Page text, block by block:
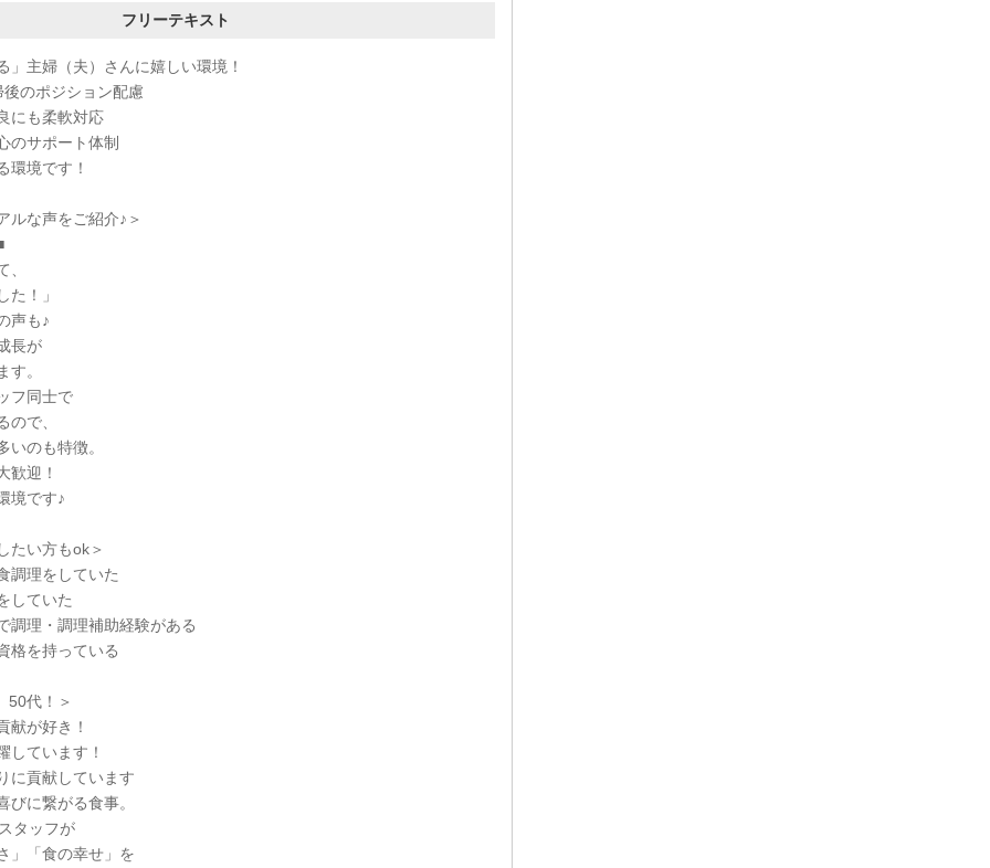
フリーテキスト
」主婦（夫）さんに嬉しい環境！
のポジション配慮
にも柔軟対応
のサポート体制
境です！
ルな声をご紹介♪＞
、
た！」
声も♪
長が
す。
フ同士で
ので、
いのも特徴。
歓迎！
境です♪
たい方もok＞
調理をしていた
していた
調理・調理補助経験がある
格を持っている
50代！＞
献が好き！
しています！
に貢献しています
びに繋がる食事。
タッフが
」「食の幸せ」を